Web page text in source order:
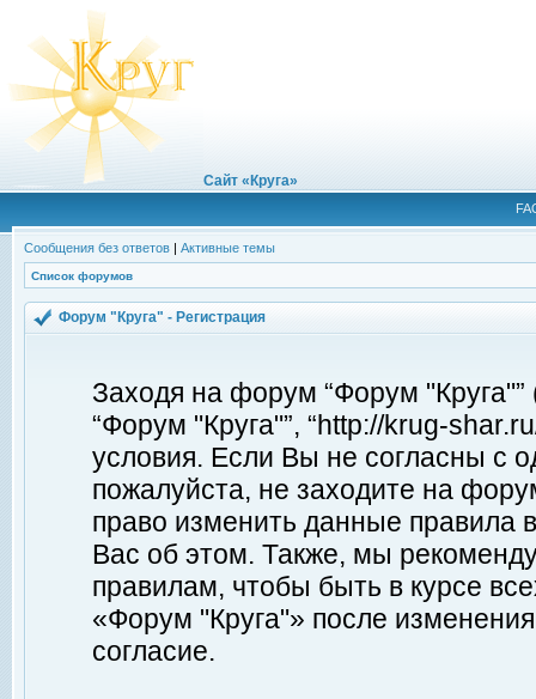
Сайт «Круга»
Сообщения без ответов | Активные темы
Список форумов
Форум "Круга" - Регистрация
Заходя на форум “Форум
“Форум "Круга"”, “http://krug-
условия. Если Вы не согласны с
пожалуйста, не заходите на
право изменить данные правила
Вас об этом. Также, мы
правилам, чтобы быть в курсе
«Форум "Круга"» после
согласие.